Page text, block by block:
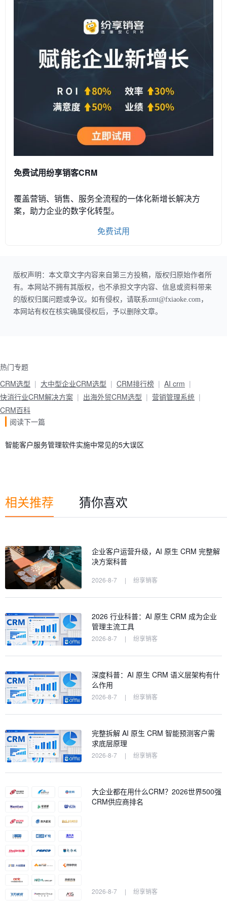
免费试用纷享销客CRM
覆盖营销、销售、服务全流程的一体化新增长解决方
案，助力企业的数字化转型。
免费试用
版权声明：本文章文字内容来自第三方投稿，版权归原始作者所
有。本网站不拥有其版权，也不承担文字内容、信息或资料带来
的版权归属问题或争议。如有侵权，请联系zmt@fxiaoke.com，
本网站有权在核实确属侵权后，予以删除文章。
热门专题
CRM选型
大中型企业CRM选型 CRM排行榜
AI crm
快消行业CRM解决方案
出海外贸CRM选型
营销管理系统
CRM百科
阅读下一篇
智能客户服务管理软件实施中常见的5大误区
相关推荐 猜你喜欢
企业客户运营升级，AI 原生 CRM 完整解
决方案科普
2026-8-7 | 纷享销客
2026 行业科普：AI 原生 CRM 成为企业
管理主流工具
2026-8-7 | 纷享销客
深度科普：AI 原生 CRM 语义层架构有什
么作用
2026-8-7 | 纷享销客
完整拆解 AI 原生 CRM 智能预测客户需
求底层原理
2026-8-7 | 纷享销客
大企业都在用什么CRM？2026世界500强
CRM供应商排名
2026-8-7 | 纷享销客